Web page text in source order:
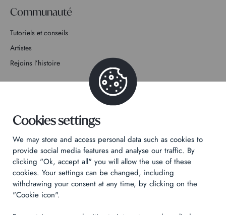
Communauté
Tutoriels et conseils
Artistes
Rejoins l’histoire
Politique de confidentialité
Mentions légales
Technical & Legal informations
Cookies settings
We may store and access personal data such as cookies to
provide social media features and analyse our traffic. By
clicking "Ok, accept all" you will allow the use of these
cookies. Your settings can be changed, including
withdrawing your consent at any time, by clicking on the
"Cookie icon".